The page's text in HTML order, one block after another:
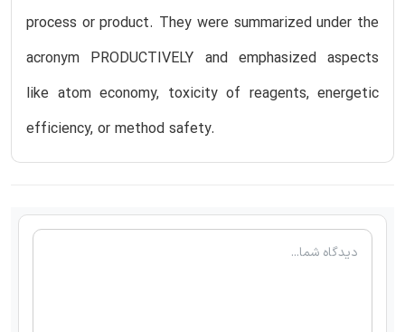
process or product. They were summarized under the
acronym PRODUCTIVELY and emphasized aspects
like atom economy, toxicity of reagents, energetic
efficiency, or method safety.